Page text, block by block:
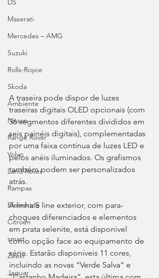
DS
Maserati
Mercedes – AMG
Suzuki
Rolls-Royce
Skoda
Ambiente
Nissan
Range Rover
Volvo
Land Rover
Rampas
Efeméride
Citroën
smart
Zeekr
Jaguar
A traseira pode dispor de luzes
traseiras digitais OLED opcionais (com
36 segmentos diferentes divididos em
seis painéis digitais), complementadas
por uma faixa contínua de luzes LED e
pelos anéis iluminados. Os grafismos
também podem ser personalizados
atrás.
A linha S line exterior, com para-
choques diferenciados e elementos
em prata selenite, está disponível
como opção face ao equipamento de
série. Estarão disponíveis 11 cores,
incluindo as novas “Verde Salva” e